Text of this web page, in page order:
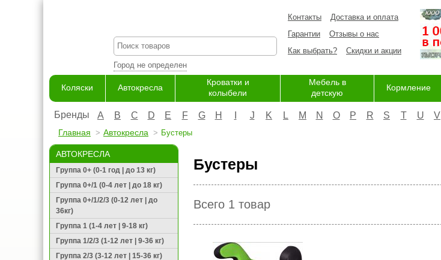
Город не определен
Контакты
Доставка и оплата
Гарантии
Отзывы о нас
Как выбрать?
Скидки и акции
Коляски Автокресла
Кроватки и
колыбели
Мебель в
детскую
Кормление
Бренды A B C D E F G H J K L M N O P R S T U V
Главная Автокресла Бустеры
АВТОКРЕСЛА
Группа 0+ (0-1 год | до 13 кг)
Группа 0+/1 (0-4 лет | до 18 кг)
Группа 0+/1/2/3 (0-12 лет | до
36кг)
Группа 1 (1-4 лет | 9-18 кг)
Группа 1/2/3 (1-12 лет | 9-36 кг)
Группа 2/3 (3-12 лет | 15-36 кг)
Бустеры
Всего 1 товар